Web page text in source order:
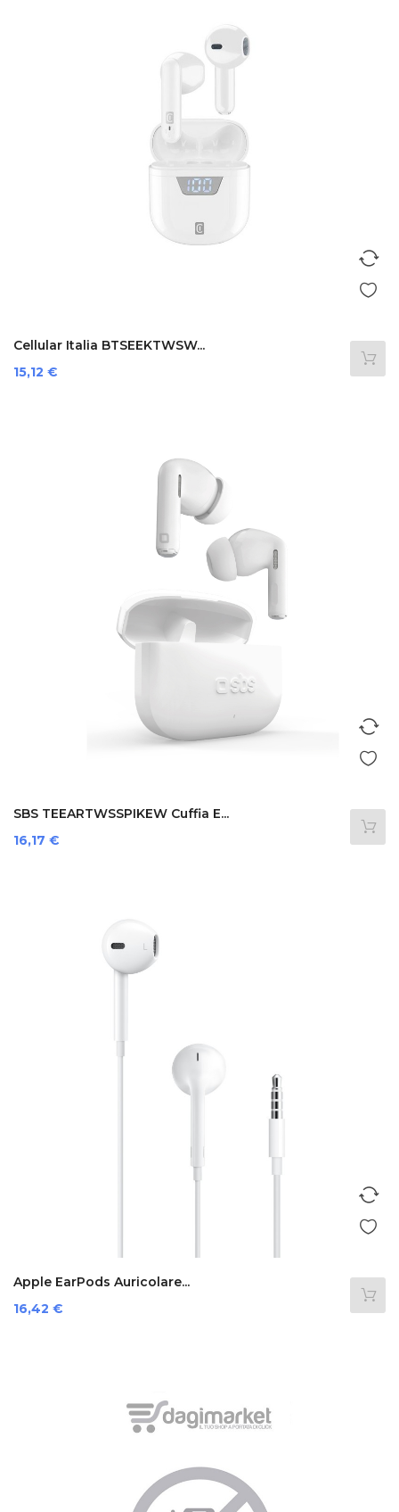
Cellular Italia BTSEEKTWSW...
Prezzo
15,12 €
SBS TEEARTWSSPIKEW Cuffia E...
Prezzo
16,17 €
Apple EarPods Auricolare...
Prezzo
16,42 €